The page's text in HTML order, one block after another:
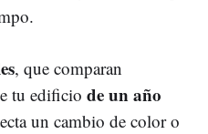
, que comparan
tu edificio de un año
un cambio de color o